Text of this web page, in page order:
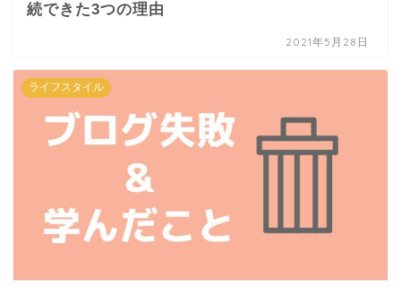
続できた3つの理由
2021年5月28日
ライフスタイル